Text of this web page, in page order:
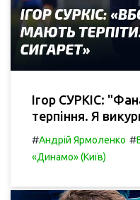
Ігор СУРКІС:
терпіння. Я
#Андрій Ярмоленко #
«Динамо» (Київ)